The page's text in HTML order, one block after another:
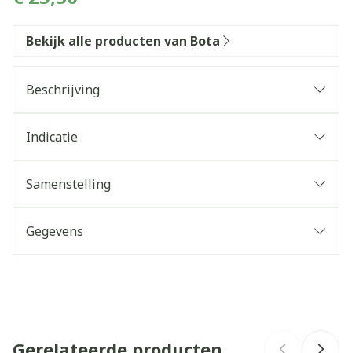
Bekijk alle producten van Bota
Beschrijving
Indicatie
Samenstelling
Gegevens
Merken Bota